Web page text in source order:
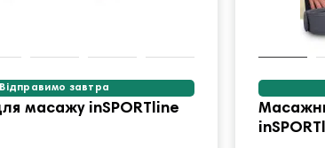
Відправимо завтра
масажу inSPORTline